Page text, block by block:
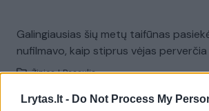
Lrytas.lt - Do Not Process My
Galingiausias šių metų taifūnas
nufilmavo, kaip stiprus vėjas perverčia
Žinios | Pasaulis